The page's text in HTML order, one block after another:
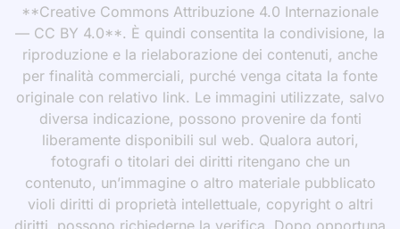
**Creative Commons Attribuzione 4.0 Internazionale
— CC BY 4.0**. È quindi consentita la condivisione, la
riproduzione e la rielaborazione dei contenuti, anche
per finalità commerciali, purché venga citata la fonte
originale con relativo link. Le immagini utilizzate, salvo
diversa indicazione, possono provenire da fonti
liberamente disponibili sul web. Qualora autori,
fotografi o titolari dei diritti ritengano che un
contenuto, un’immagine o altro materiale pubblicato
violi diritti di proprietà intellettuale, copyright o altri
diritti, possono richiederne la verifica. Dopo opportuna